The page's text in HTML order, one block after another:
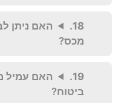
האם ניתן
מכס?
האם עמיל
ביטוח?